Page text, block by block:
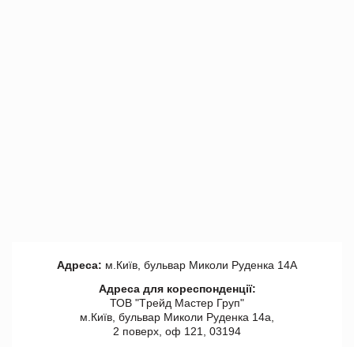
Адреса: м.Київ, бульвар Миколи Руденка 14А
Адреса для кореспонденції:
ТОВ "Tрейд Мастер Груп"
м.Київ, бульвар Миколи Руденка 14а,
2 поверх, оф 121, 03194